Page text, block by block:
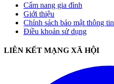
Cẩm nang gia đình
Giới thiệu
Chính sách bảo mật thông tin
Điều khoản sử dụng
LIÊN KẾT MẠNG XÃ HỘI